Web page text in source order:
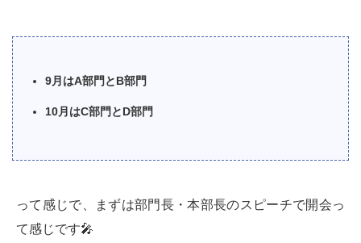
9月はA部門とB部門
10月はC部門とD部門
って感じで、まずは部門長・本部長のスピーチで開会っ
て感じです🎤